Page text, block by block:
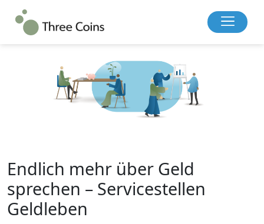
Endlich mehr über Geld
sprechen – Servicestellen
Geldleben